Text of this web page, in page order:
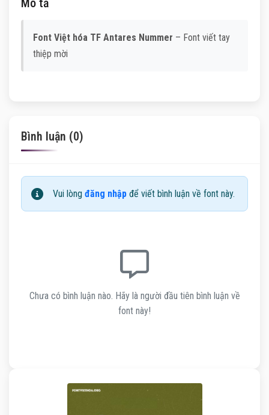
Mô tả
Font Việt hóa TF Antares Nummer – Font viết tay
thiệp mời
Bình luận (0)
Vui lòng đăng nhập để viết bình luận về font này.
Chưa có bình luận nào. Hãy là người đầu tiên bình luận về
font này!